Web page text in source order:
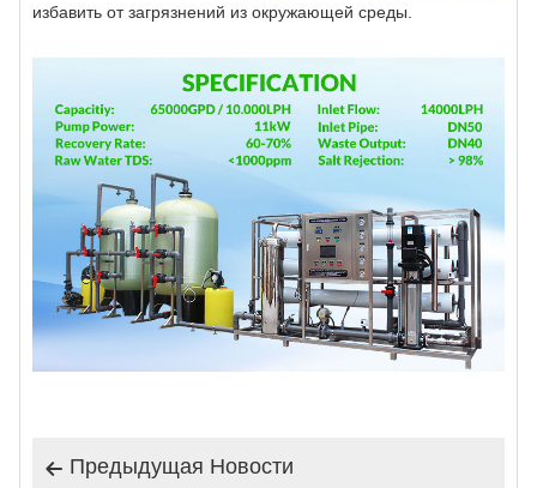
избавить от загрязнений из окружающей среды.
 Предыдущая Hовости